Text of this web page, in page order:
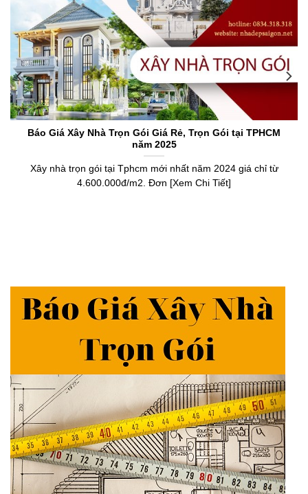
Báo Giá Xây Nhà Trọn Gói Giá Rẻ, Trọn Gói tại TPHCM
năm 2025
Xây nhà trọn gói tại Tphcm mới nhất năm 2024 giá chỉ từ
4.600.000đ/m2. Đơn [Xem Chi Tiết]